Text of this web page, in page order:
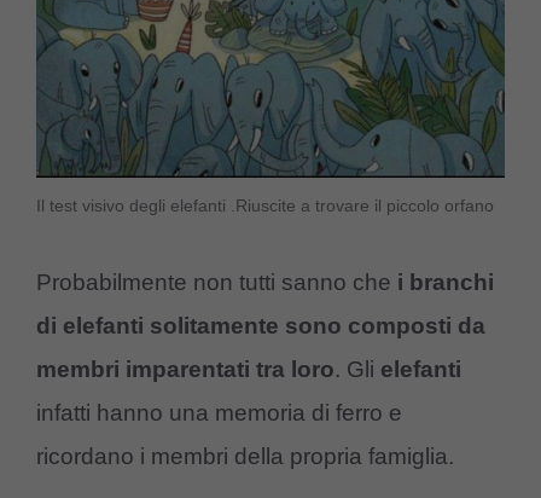
Il test visivo degli elefanti .Riuscite a trovare il piccolo orfano
Probabilmente non tutti sanno che i branchi
di elefanti solitamente sono composti da
membri imparentati tra loro. Gli elefanti
infatti hanno una memoria di ferro e
ricordano i membri della propria famiglia.